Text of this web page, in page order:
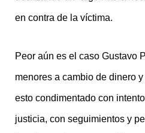
en contra de la víctima.
Peor aún es el caso Gustavo
menores a cambio de dinero
esto condimentado con
justicia, con seguimientos y